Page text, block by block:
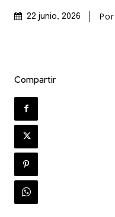
22 junio, 2026 Por
Compartir